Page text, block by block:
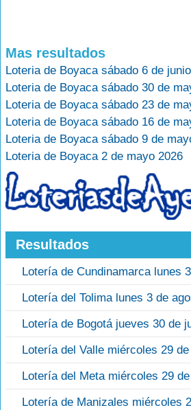
Mas resultados
Loteria de Boyaca sábado 6 de
Loteria de Boyaca sábado 30 de
Loteria de Boyaca sábado 23 de
Loteria de Boyaca sábado 16 de
Loteria de Boyaca sábado 9 de
Loteria de Boyaca 2 de mayo 2026
Resultados
Lotería de Cundinamarca lunes
Lotería del Tolima lunes 3 de
Lotería de Bogotá jueves 30 de
Lotería del Valle miércoles 29
Lotería del Meta miércoles 29
Lotería de Manizales miércoles